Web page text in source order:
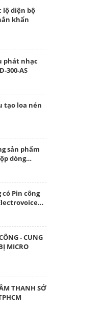
diện bộ
khẩn
phát nhạc
300-AS
tạo loa nén
sản phẩm
dòng…
có Pin công
- CUNG
MICRO
THANH SỞ